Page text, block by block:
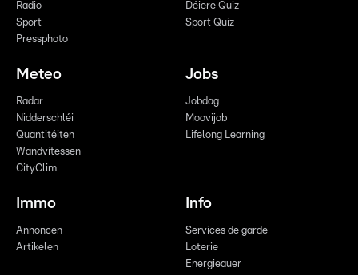
Radio
Sport
Pressphoto
Déiere Quiz
Sport Quiz
Meteo
Radar
Nidderschléi
Quantitéiten
Wandvitessen
CityClim
Jobs
Jobdag
Moovijob
Lifelong Learning
Immo
Annoncen
Artikelen
Info
Services de garde
Loterie
Energieauer